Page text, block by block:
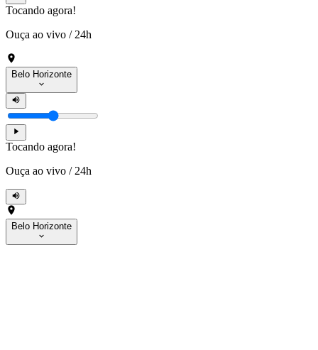
Tocando agora!
Ouça ao vivo / 24h
Belo Horizonte
Tocando agora!
Ouça ao vivo / 24h
Belo Horizonte